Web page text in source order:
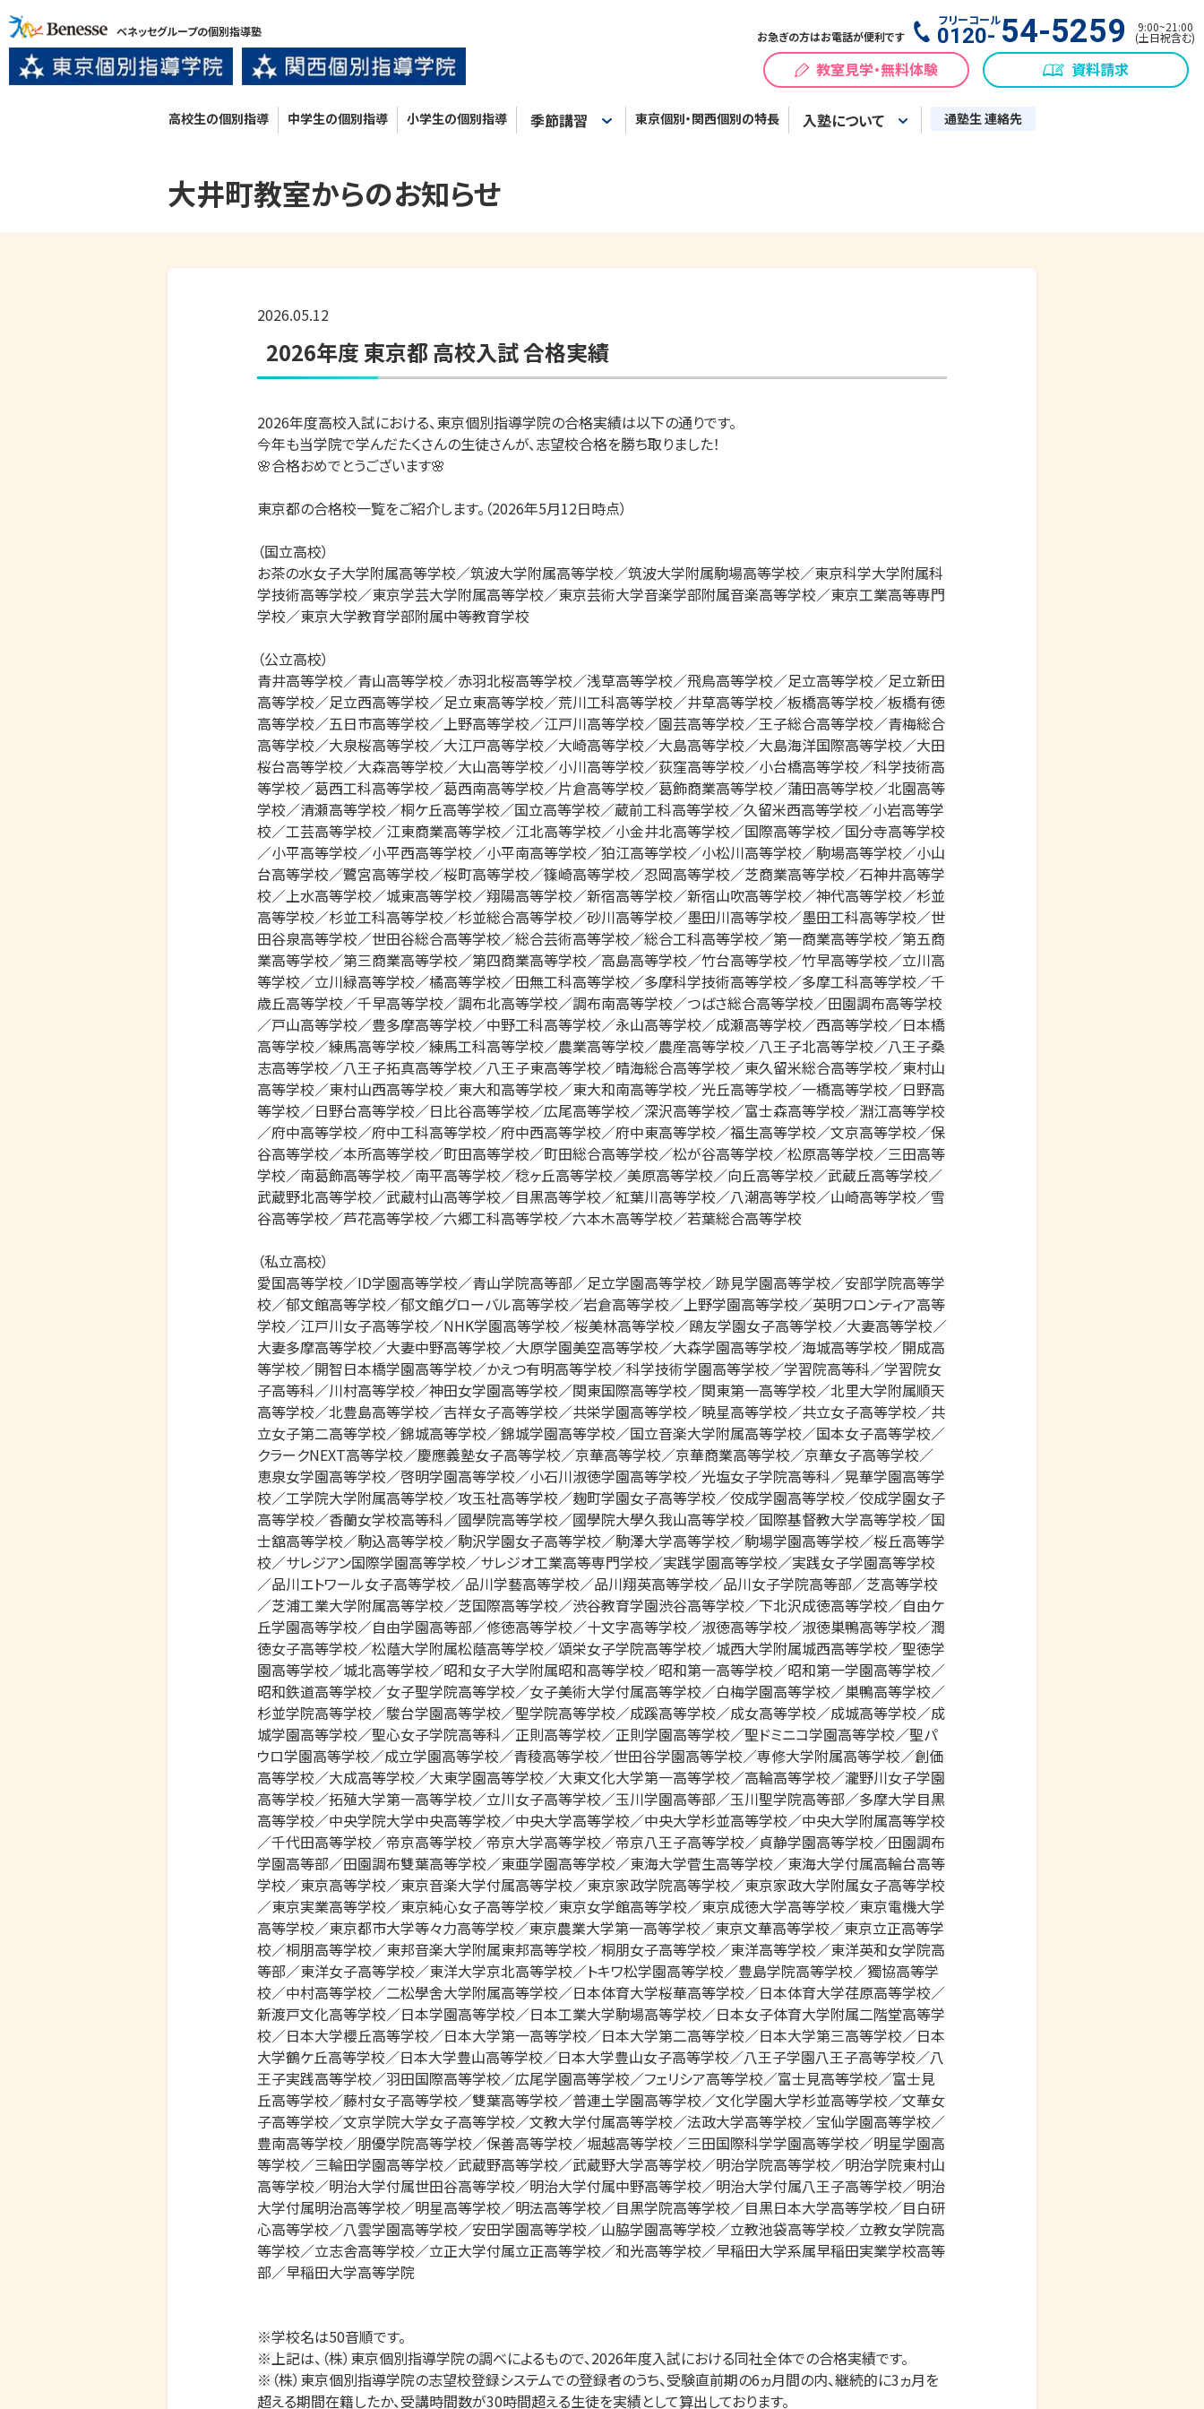
ベネッセグループの個別指導塾 お急ぎの方はお電話が便利です
フリーコール
0120- 54-5259 9:00~21:00
(土日祝含む)
教室見学・無料体験 資料請求
高校生の個別指導 中学生の個別指導 小学生の個別指導 季節講習 東京個別・関西個別の特長 入塾について 通塾生 連絡先
大井町教室からのお知らせ
2026.05.12
2026年度 東京都 高校入試 合格実績
2026年度高校入試における、東京個別指導学院の合格実績は以下の通りです。
今年も当学院で学んだたくさんの生徒さんが、志望校合格を勝ち取りました！
🌸合格おめでとうございます🌸
東京都の合格校一覧をご紹介します。（2026年5月12日時点）
（国立高校）
お茶の水女子大学附属高等学校／筑波大学附属高等学校／筑波大学附属駒場高等学校／東京科学大学附属科
学技術高等学校／東京学芸大学附属高等学校／東京芸術大学音楽学部附属音楽高等学校／東京工業高等専門
学校／東京大学教育学部附属中等教育学校
（公立高校）
青井高等学校／青山高等学校／赤羽北桜高等学校／浅草高等学校／飛鳥高等学校／足立高等学校／足立新田
高等学校／足立西高等学校／足立東高等学校／荒川工科高等学校／井草高等学校／板橋高等学校／板橋有徳
高等学校／五日市高等学校／上野高等学校／江戸川高等学校／園芸高等学校／王子総合高等学校／青梅総合
高等学校／大泉桜高等学校／大江戸高等学校／大崎高等学校／大島高等学校／大島海洋国際高等学校／大田
桜台高等学校／大森高等学校／大山高等学校／小川高等学校／荻窪高等学校／小台橋高等学校／科学技術高
等学校／葛西工科高等学校／葛西南高等学校／片倉高等学校／葛飾商業高等学校／蒲田高等学校／北園高等
学校／清瀬高等学校／桐ケ丘高等学校／国立高等学校／蔵前工科高等学校／久留米西高等学校／小岩高等学
校／工芸高等学校／江東商業高等学校／江北高等学校／小金井北高等学校／国際高等学校／国分寺高等学校
／小平高等学校／小平西高等学校／小平南高等学校／狛江高等学校／小松川高等学校／駒場高等学校／小山
台高等学校／鷺宮高等学校／桜町高等学校／篠崎高等学校／忍岡高等学校／芝商業高等学校／石神井高等学
校／上水高等学校／城東高等学校／翔陽高等学校／新宿高等学校／新宿山吹高等学校／神代高等学校／杉並
高等学校／杉並工科高等学校／杉並総合高等学校／砂川高等学校／墨田川高等学校／墨田工科高等学校／世
田谷泉高等学校／世田谷総合高等学校／総合芸術高等学校／総合工科高等学校／第一商業高等学校／第五商
業高等学校／第三商業高等学校／第四商業高等学校／高島高等学校／竹台高等学校／竹早高等学校／立川高
等学校／立川緑高等学校／橘高等学校／田無工科高等学校／多摩科学技術高等学校／多摩工科高等学校／千
歳丘高等学校／千早高等学校／調布北高等学校／調布南高等学校／つばさ総合高等学校／田園調布高等学校
／戸山高等学校／豊多摩高等学校／中野工科高等学校／永山高等学校／成瀬高等学校／西高等学校／日本橋
高等学校／練馬高等学校／練馬工科高等学校／農業高等学校／農産高等学校／八王子北高等学校／八王子桑
志高等学校／八王子拓真高等学校／八王子東高等学校／晴海総合高等学校／東久留米総合高等学校／東村山
高等学校／東村山西高等学校／東大和高等学校／東大和南高等学校／光丘高等学校／一橋高等学校／日野高
等学校／日野台高等学校／日比谷高等学校／広尾高等学校／深沢高等学校／富士森高等学校／淵江高等学校
／府中高等学校／府中工科高等学校／府中西高等学校／府中東高等学校／福生高等学校／文京高等学校／保
谷高等学校／本所高等学校／町田高等学校／町田総合高等学校／松が谷高等学校／松原高等学校／三田高等
学校／南葛飾高等学校／南平高等学校／稔ヶ丘高等学校／美原高等学校／向丘高等学校／武蔵丘高等学校／
武蔵野北高等学校／武蔵村山高等学校／目黒高等学校／紅葉川高等学校／八潮高等学校／山崎高等学校／雪
谷高等学校／芦花高等学校／六郷工科高等学校／六本木高等学校／若葉総合高等学校
（私立高校）
愛国高等学校／ID学園高等学校／青山学院高等部／足立学園高等学校／跡見学園高等学校／安部学院高等学
校／郁文館高等学校／郁文館グローバル高等学校／岩倉高等学校／上野学園高等学校／英明フロンティア高等
学校／江戸川女子高等学校／NHK学園高等学校／桜美林高等学校／鴎友学園女子高等学校／大妻高等学校／
大妻多摩高等学校／大妻中野高等学校／大原学園美空高等学校／大森学園高等学校／海城高等学校／開成高
等学校／開智日本橋学園高等学校／かえつ有明高等学校／科学技術学園高等学校／学習院高等科／学習院女
子高等科／川村高等学校／神田女学園高等学校／関東国際高等学校／関東第一高等学校／北里大学附属順天
高等学校／北豊島高等学校／吉祥女子高等学校／共栄学園高等学校／暁星高等学校／共立女子高等学校／共
立女子第二高等学校／錦城高等学校／錦城学園高等学校／国立音楽大学附属高等学校／国本女子高等学校／
クラークNEXT高等学校／慶應義塾女子高等学校／京華高等学校／京華商業高等学校／京華女子高等学校／
恵泉女学園高等学校／啓明学園高等学校／小石川淑徳学園高等学校／光塩女子学院高等科／晃華学園高等学
校／工学院大学附属高等学校／攻玉社高等学校／麹町学園女子高等学校／佼成学園高等学校／佼成学園女子
高等学校／香蘭女学校高等科／國學院高等学校／國學院大學久我山高等学校／国際基督教大学高等学校／国
士舘高等学校／駒込高等学校／駒沢学園女子高等学校／駒澤大学高等学校／駒場学園高等学校／桜丘高等学
校／サレジアン国際学園高等学校／サレジオ工業高等専門学校／実践学園高等学校／実践女子学園高等学校
／品川エトワール女子高等学校／品川学藝高等学校／品川翔英高等学校／品川女子学院高等部／芝高等学校
／芝浦工業大学附属高等学校／芝国際高等学校／渋谷教育学園渋谷高等学校／下北沢成徳高等学校／自由ケ
丘学園高等学校／自由学園高等部／修徳高等学校／十文字高等学校／淑徳高等学校／淑徳巣鴨高等学校／潤
徳女子高等学校／松蔭大学附属松蔭高等学校／頌栄女子学院高等学校／城西大学附属城西高等学校／聖徳学
園高等学校／城北高等学校／昭和女子大学附属昭和高等学校／昭和第一高等学校／昭和第一学園高等学校／
昭和鉄道高等学校／女子聖学院高等学校／女子美術大学付属高等学校／白梅学園高等学校／巣鴨高等学校／
杉並学院高等学校／駿台学園高等学校／聖学院高等学校／成蹊高等学校／成女高等学校／成城高等学校／成
城学園高等学校／聖心女子学院高等科／正則高等学校／正則学園高等学校／聖ドミニコ学園高等学校／聖パ
ウロ学園高等学校／成立学園高等学校／青稜高等学校／世田谷学園高等学校／専修大学附属高等学校／創価
高等学校／大成高等学校／大東学園高等学校／大東文化大学第一高等学校／高輪高等学校／瀧野川女子学園
高等学校／拓殖大学第一高等学校／立川女子高等学校／玉川学園高等部／玉川聖学院高等部／多摩大学目黒
高等学校／中央学院大学中央高等学校／中央大学高等学校／中央大学杉並高等学校／中央大学附属高等学校
／千代田高等学校／帝京高等学校／帝京大学高等学校／帝京八王子高等学校／貞静学園高等学校／田園調布
学園高等部／田園調布雙葉高等学校／東亜学園高等学校／東海大学菅生高等学校／東海大学付属高輪台高等
学校／東京高等学校／東京音楽大学付属高等学校／東京家政学院高等学校／東京家政大学附属女子高等学校
／東京実業高等学校／東京純心女子高等学校／東京女学館高等学校／東京成徳大学高等学校／東京電機大学
高等学校／東京都市大学等々力高等学校／東京農業大学第一高等学校／東京文華高等学校／東京立正高等学
校／桐朋高等学校／東邦音楽大学附属東邦高等学校／桐朋女子高等学校／東洋高等学校／東洋英和女学院高
等部／東洋女子高等学校／東洋大学京北高等学校／トキワ松学園高等学校／豊島学院高等学校／獨協高等学
校／中村高等学校／二松學舍大学附属高等学校／日本体育大学桜華高等学校／日本体育大学荏原高等学校／
新渡戸文化高等学校／日本学園高等学校／日本工業大学駒場高等学校／日本女子体育大学附属二階堂高等学
校／日本大学櫻丘高等学校／日本大学第一高等学校／日本大学第二高等学校／日本大学第三高等学校／日本
大学鶴ケ丘高等学校／日本大学豊山高等学校／日本大学豊山女子高等学校／八王子学園八王子高等学校／八
王子実践高等学校／羽田国際高等学校／広尾学園高等学校／フェリシア高等学校／富士見高等学校／富士見
丘高等学校／藤村女子高等学校／雙葉高等学校／普連土学園高等学校／文化学園大学杉並高等学校／文華女
子高等学校／文京学院大学女子高等学校／文教大学付属高等学校／法政大学高等学校／宝仙学園高等学校／
豊南高等学校／朋優学院高等学校／保善高等学校／堀越高等学校／三田国際科学学園高等学校／明星学園高
等学校／三輪田学園高等学校／武蔵野高等学校／武蔵野大学高等学校／明治学院高等学校／明治学院東村山
高等学校／明治大学付属世田谷高等学校／明治大学付属中野高等学校／明治大学付属八王子高等学校／明治
大学付属明治高等学校／明星高等学校／明法高等学校／目黒学院高等学校／目黒日本大学高等学校／目白研
心高等学校／八雲学園高等学校／安田学園高等学校／山脇学園高等学校／立教池袋高等学校／立教女学院高
等学校／立志舎高等学校／立正大学付属立正高等学校／和光高等学校／早稲田大学系属早稲田実業学校高等
部／早稲田大学高等学院
※学校名は50音順です。
※上記は、（株）東京個別指導学院の調べによるもので、2026年度入試における同社全体での合格実績です。
※（株）東京個別指導学院の志望校登録システムでの登録者のうち、受験直前期の6ヵ月間の内、継続的に3ヵ月を
超える期間在籍したか、受講時間数が30時間超える生徒を実績として算出しております。